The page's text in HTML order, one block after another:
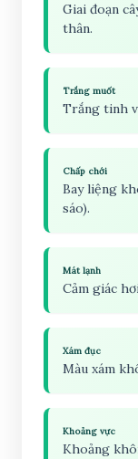
Giai đoạn
thân.
Trắng muốt
Trắng tinh
Chấp chới
Bay liệng
sáo).
Mát lạnh
Cảm giác
Xám đục
Màu xám
Khoảng vực
Khoảng